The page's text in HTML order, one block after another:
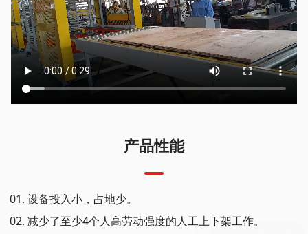
产品性能
设备投入小，占地少。
减少了至少4个人高劳动强度的人工上下架工作。